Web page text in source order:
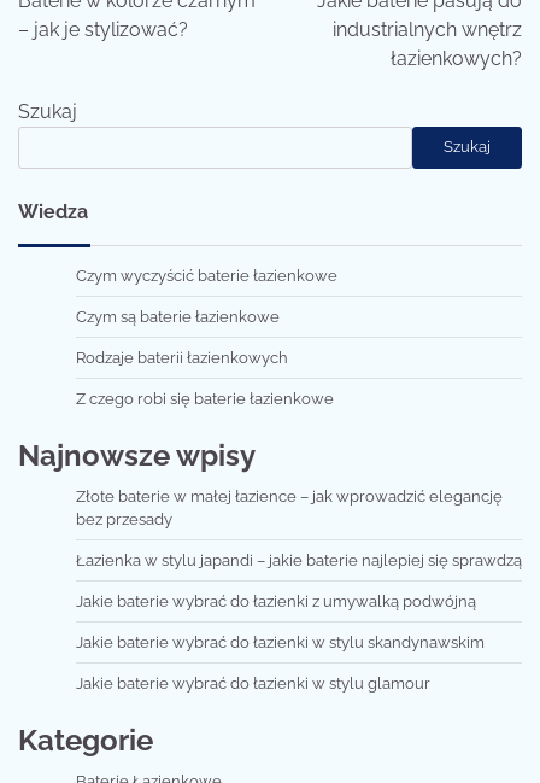
– jak je stylizować?
industrialnych wnętrz
łazienkowych?
Szukaj
Szukaj
Wiedza
Czym wyczyścić baterie łazienkowe
Czym są baterie łazienkowe
Rodzaje baterii łazienkowych
Z czego robi się baterie łazienkowe
Najnowsze wpisy
Złote baterie w małej łazience – jak wprowadzić elegancję
bez przesady
Łazienka w stylu japandi – jakie baterie najlepiej się sprawdzą
Jakie baterie wybrać do łazienki z umywalką podwójną
Jakie baterie wybrać do łazienki w stylu skandynawskim
Jakie baterie wybrać do łazienki w stylu glamour
Kategorie